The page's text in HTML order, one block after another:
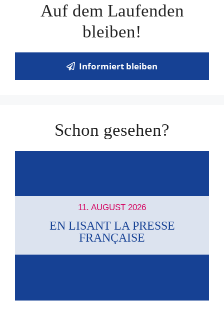
Auf dem Laufenden
bleiben!
Informiert bleiben
Schon gesehen?
11. AUGUST 2026
EN LISANT LA PRESSE
FRANÇAISE